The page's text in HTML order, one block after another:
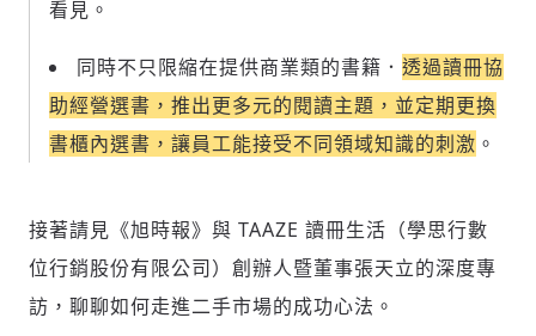
掌握國際政經脈動
請輸入發送到的驗證碼
(十分鐘內有效)
驗證
近期曾送禮給下列會員
發送禮物
您確定要花費 NT49 元
將此文章以禮物的形式送給朋友嗎
再想一下 確定購買
看見。
同時不只限縮在提供商業類的書籍． 透過讀冊協
助經營選書，推出更多元的閱讀主題，並定期更換
書櫃內選書，讓員工能接受不同領域知識的刺激 。
接著請見《旭時報》與 TAAZE 讀冊生活（學思行數
位行銷股份有限公司）創辦人暨董事張天立的深度專
訪，聊聊如何走進二手市場的成功心法。
選擇留言文字給平台的使用範疇（皆註記
來源）：
留言文字開放引用
成為付費會員，即可擁有：
✓ 全站深度分析報導文章
✓ 會員專屬 8 折活動報名優惠
立即成為付費會員
已經是付費會員？登入繼續閱讀